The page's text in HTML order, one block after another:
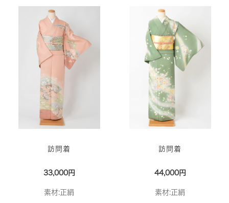
訪問着
33,000円
素材:正絹
訪問着
44,000円
素材:正絹